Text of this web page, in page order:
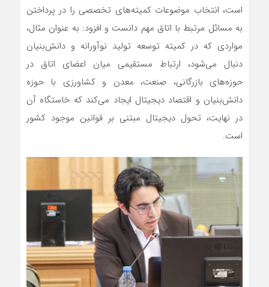
است، انتخاب موضوعات کمیته‌های تخصصی را در پرداختن
به مسائل مرتبط با اتاق مهم دانست و افزود: به عنوان مثال،
مواردی که در کمیته توسعه تولید نوآورانه و دانش‌بنیان
دنبال می‌شود، ارتباط مستقیمی میان اعضای اتاق در
حوزه‌های بازرگانی، صنعت، معدن و کشاورزی با حوزه
دانش‌بنیان و اقتصاد دیجیتال ایجاد می‌کند که خاستگاه آن
در نهایت، تحول دیجیتال مبتنی بر قوانین موجود کشور
است.